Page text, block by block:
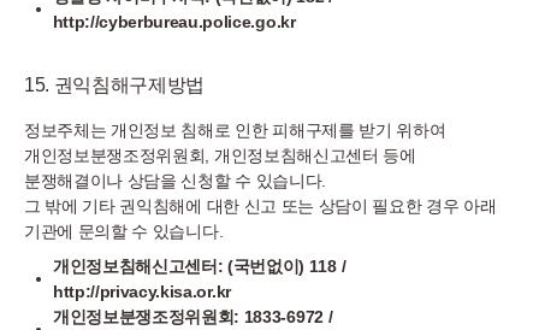
http://cyberbureau.police.go.kr
15. 권익침해구제방법
정보주체는 개인정보 침해로 인한 피해구제를 받기 위하여
개인정보분쟁조정위원회, 개인정보침해신고센터 등에
분쟁해결이나 상담을 신청할 수 있습니다.
그 밖에 기타 권익침해에 대한 신고 또는 상담이 필요한 경우 아래
기관에 문의할 수 있습니다.
개인정보침해신고센터: (국번없이) 118 /
http://privacy.kisa.or.kr
개인정보분쟁조정위원회: 1833-6972 /